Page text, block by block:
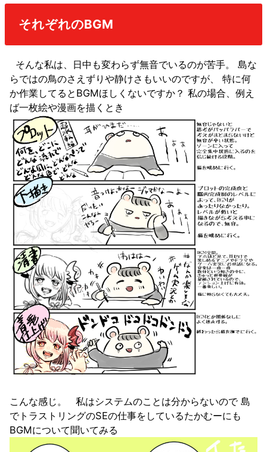
それぞれのBGM
そんな私は、日中も変わらず無音でいるのが苦手。 島な
らではの鳥のさえずりや静けさもいいのですが、 特に何
か作業してるとBGMほしくないですか？ 私の場合、例え
ば一枚絵や漫画を描くとき
こんな感じ。 私はシステムのことは分からないので 島
でトラストリングのSEの仕事をしているたかむーにも
BGMについて聞いてみる